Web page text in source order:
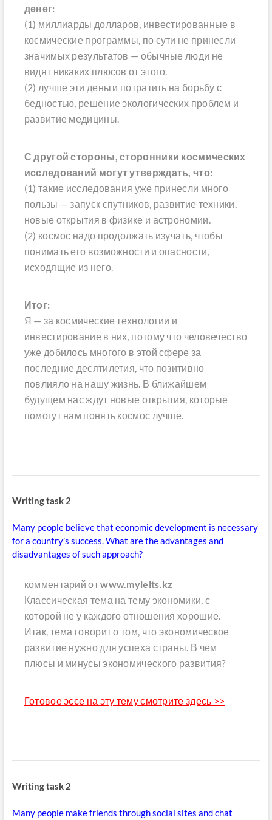
денег:
(1) миллиарды долларов, инвестированные в
космические программы, по сути не принесли
значимых результатов — обычные люди не
видят никаких плюсов от этого.
(2) лучше эти деньги потратить на борьбу с
бедностью, решение экологических проблем и
развитие медицины.
С другой стороны, сторонники космических
исследований могут утверждать, что:
(1) такие исследования уже принесли много
пользы — запуск спутников, развитие техники,
новые открытия в физике и астрономии.
(2) космос надо продолжать изучать, чтобы
понимать его возможности и опасности,
исходящие из него.
Итог:
Я — за космические технологии и
инвестирование в них, потому что человечество
уже добилось многого в этой сфере за
последние десятилетия, что позитивно
повлияло на нашу жизнь. В ближайшем
будущем нас ждут новые открытия, которые
помогут нам понять космос лучше.
Writing task 2
Many people believe that economic development is necessary
for a country’s success. What are the advantages and
disadvantages of such approach?
комментарий отwww.myielts.kz
Классическая тема на тему экономики, с
которой не у каждого отношения хорошие.
Итак, тема говорит о том, что экономическое
развитие нужно для успеха страны. В чем
плюсы и минусы экономического развития?
Готовое эссе на эту тему смотрите здесь >>
Writing task 2
Many people make friends through social sites and chat